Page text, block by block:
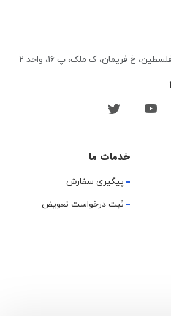
خ فریمان، ک ملک، پ 16، واحد 2
خدمات ما
پیگیری سفارش
ثبت درخواست تعویض